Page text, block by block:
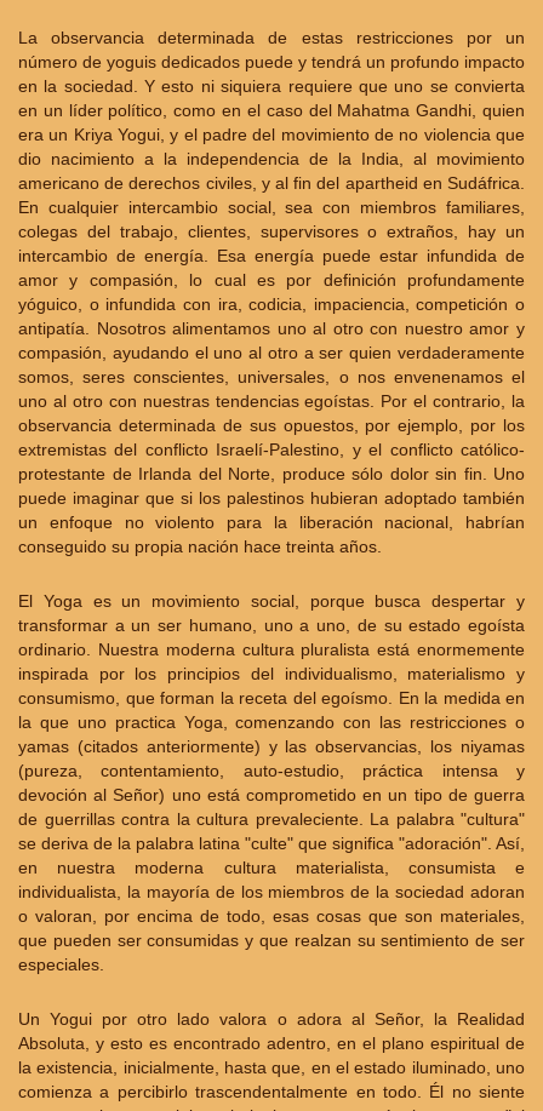
La observancia determinada de estas restricciones por un
número de yoguis dedicados puede y tendrá un profundo impacto
en la sociedad. Y esto ni siquiera requiere que uno se convierta
en un líder político, como en el caso del Mahatma Gandhi, quien
era un Kriya Yogui, y el padre del movimiento de no violencia que
dio nacimiento a la independencia de la India, al movimiento
americano de derechos civiles, y al fin del apartheid en Sudáfrica.
En cualquier intercambio social, sea con miembros familiares,
colegas del trabajo, clientes, supervisores o extraños, hay un
intercambio de energía. Esa energía puede estar infundida de
amor y compasión, lo cual es por definición profundamente
yóguico, o infundida con ira, codicia, impaciencia, competición o
antipatía. Nosotros alimentamos uno al otro con nuestro amor y
compasión, ayudando el uno al otro a ser quien verdaderamente
somos, seres conscientes, universales, o nos envenenamos el
uno al otro con nuestras tendencias egoístas. Por el contrario, la
observancia determinada de sus opuestos, por ejemplo, por los
extremistas del conflicto Israelí-Palestino, y el conflicto católico-
protestante de Irlanda del Norte, produce sólo dolor sin fin. Uno
puede imaginar que si los palestinos hubieran adoptado también
un enfoque no violento para la liberación nacional, habrían
conseguido su propia nación hace treinta años.
El Yoga es un movimiento social, porque busca despertar y
transformar a un ser humano, uno a uno, de su estado egoísta
ordinario. Nuestra moderna cultura pluralista está enormemente
inspirada por los principios del individualismo, materialismo y
consumismo, que forman la receta del egoísmo. En la medida en
la que uno practica Yoga, comenzando con las restricciones o
yamas (citados anteriormente) y las observancias, los niyamas
(pureza, contentamiento, auto-estudio, práctica intensa y
devoción al Señor) uno está comprometido en un tipo de guerra
de guerrillas contra la cultura prevaleciente. La palabra "cultura"
se deriva de la palabra latina "culte" que significa "adoración". Así,
en nuestra moderna cultura materialista, consumista e
individualista, la mayoría de los miembros de la sociedad adoran
o valoran, por encima de todo, esas cosas que son materiales,
que pueden ser consumidas y que realzan su sentimiento de ser
especiales.
Un Yogui por otro lado valora o adora al Señor, la Realidad
Absoluta, y esto es encontrado adentro, en el plano espiritual de
la existencia, inicialmente, hasta que, en el estado iluminado, uno
comienza a percibirlo trascendentalmente en todo. Él no siente